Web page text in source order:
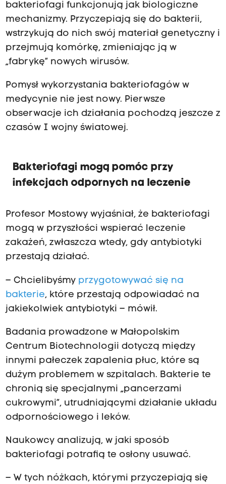
bakteriofagi funkcjonują jak biologiczne
mechanizmy. Przyczepiają się do bakterii,
wstrzykują do nich swój materiał genetyczny i
przejmują komórkę, zmieniając ją w
„fabrykę” nowych wirusów.
Pomysł wykorzystania bakteriofagów w
medycynie nie jest nowy. Pierwsze
obserwacje ich działania pochodzą jeszcze z
czasów I wojny światowej.
Bakteriofagi mogą pomóc przy
infekcjach odpornych na leczenie
Profesor Mostowy wyjaśniał, że bakteriofagi
mogą w przyszłości wspierać leczenie
zakażeń, zwłaszcza wtedy, gdy antybiotyki
przestają działać.
– Chcielibyśmy przygotowywać się na
bakterie, które przestają odpowiadać na
jakiekolwiek antybiotyki – mówił.
Badania prowadzone w Małopolskim
Centrum Biotechnologii dotyczą między
innymi pałeczek zapalenia płuc, które są
dużym problemem w szpitalach. Bakterie te
chronią się specjalnymi „pancerzami
cukrowymi”, utrudniającymi działanie układu
odpornościowego i leków.
Naukowcy analizują, w jaki sposób
bakteriofagi potrafią te osłony usuwać.
– W tych nóżkach, którymi przyczepiają się